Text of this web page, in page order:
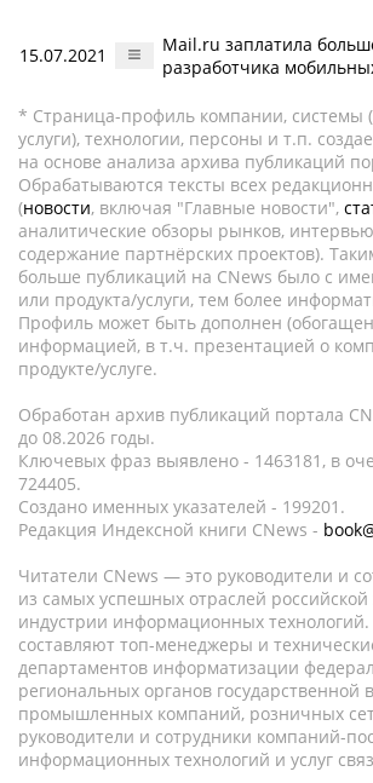
15.07.2021
Mail.ru заплатила
разработчика
* Страница-профиль компании, системы
услуги), технологии, персоны и т.п.
на основе анализа архива публикаций
Обрабатываются тексты всех
(новости, включая "Главные новости",
аналитические обзоры рынков,
содержание партнёрских проектов).
больше публикаций на CNews было с
или продукта/услуги, тем более
Профиль может быть дополнен
информацией, в т.ч. презентацией о
продукте/услуге.
Обработан архив публикаций портала
до 08.2026 годы.
Ключевых фраз выявлено - 1463181, в
724405.
Создано именных указателей - 199201.
Редакция Индексной книги CNews -
Читатели CNews — это руководители и
из самых успешных отраслей российской
индустрии информационных
составляют топ-менеджеры и
департаментов информатизации
региональных органов государственной
промышленных компаний, розничных
руководители и сотрудники компаний-
информационных технологий и услуг